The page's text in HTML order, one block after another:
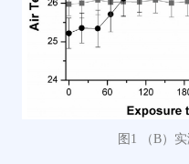
图1 （B）